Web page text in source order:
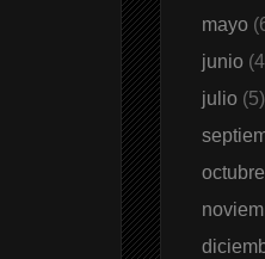
mayo
junio
julio (5)